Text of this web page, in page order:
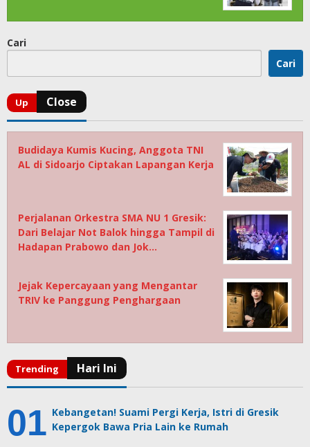
Cari
Cari
Budidaya Kumis Kucing, Anggota TNI
AL di Sidoarjo Ciptakan Lapangan Kerja
Perjalanan Orkestra SMA NU 1 Gresik:
Dari Belajar Not Balok hingga Tampil di
Hadapan Prabowo dan Jok…
Jejak Kepercayaan yang Mengantar
TRIV ke Panggung Penghargaan
Kebangetan! Suami Pergi Kerja, Istri di Gresik
Kepergok Bawa Pria Lain ke Rumah